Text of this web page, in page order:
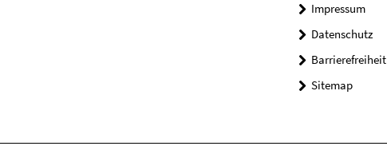
Impressum
Datenschutz
Barrierefreiheit
Sitemap